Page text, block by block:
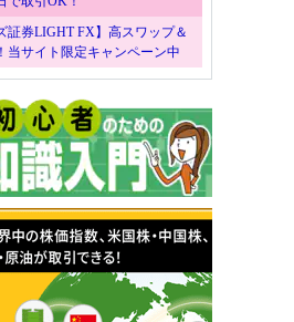
証券LIGHT FX】高スワップ＆
当サイト限定キャンペーン中